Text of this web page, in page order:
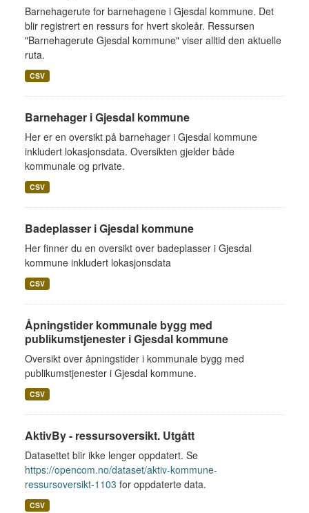
Barnehagerute for barnehagene i Gjesdal kommune. Det
blir registrert en ressurs for hvert skoleår. Ressursen
"Barnehagerute Gjesdal kommune" viser alltid den aktuelle
ruta.
CSV
Barnehager i Gjesdal kommune
Her er en oversikt på barnehager i Gjesdal kommune
inkludert lokasjonsdata. Oversikten gjelder både
kommunale og private.
CSV
Badeplasser i Gjesdal kommune
Her finner du en oversikt over badeplasser i Gjesdal
kommune inkludert lokasjonsdata
CSV
Åpningstider kommunale bygg med
publikumstjenester i Gjesdal kommune
Oversikt over åpningstider i kommunale bygg med
publikumstjenester i Gjesdal kommune.
CSV
AktivBy - ressursoversikt. Utgått
Datasettet blir ikke lenger oppdatert. Se
https://opencom.no/dataset/aktiv-kommune-
ressursoversikt-1103 for oppdaterte data.
CSV